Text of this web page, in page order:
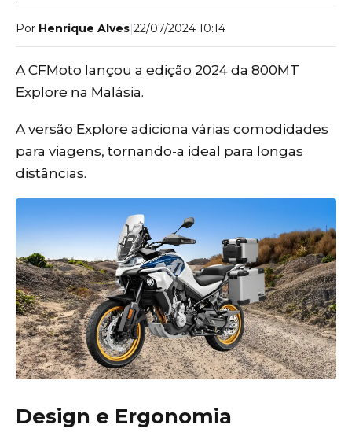
Por Henrique Alves|22/07/2024 10:14
A CFMoto lançou a edição 2024 da 800MT
Explore na Malásia.
A versão Explore adiciona várias comodidades
para viagens, tornando-a ideal para longas
distâncias.
Design e Ergonomia